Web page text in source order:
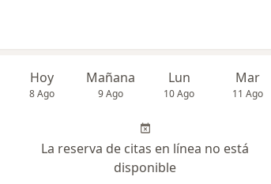
Hoy
8 Ago
Mañana
9 Ago
Lun
10 Ago
Mar
11 Ago
La reserva de citas en línea no está
disponible